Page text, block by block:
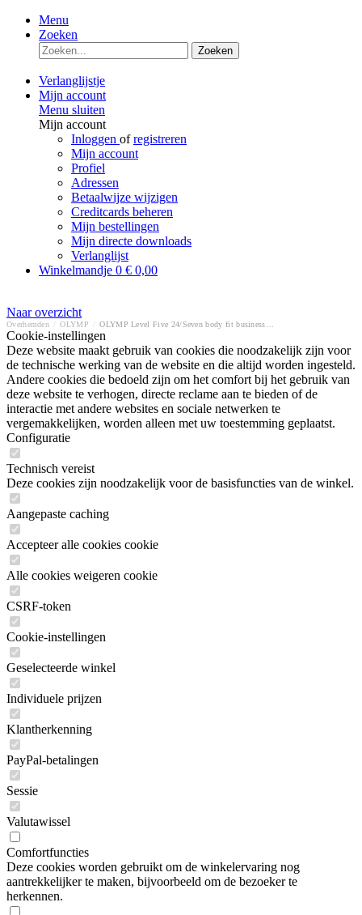
Menu
Zoeken
Zoeken
Verlanglijstje
Mijn account
Menu sluiten
Mijn account
Inloggen ofregistreren
Mijn account
Profiel
Adressen
Betaalwijze wijzigen
Creditcards beheren
Mijn bestellingen
Mijn directe downloads
Verlanglijst
Winkelmandje 0 € 0,00
Naar overzicht
Overhemden OLYMP
Cookie-instellingen
Deze website maakt gebruik van cookies die noodzakelijk zijn voor
de technische werking van de website en die altijd worden ingesteld.
Andere cookies die bedoeld zijn om het comfort bij het gebruik van
deze website te verhogen, directe reclame aan te bieden of de
interactie met andere websites en sociale netwerken te
vergemakkelijken, worden alleen met uw toestemming geplaatst.
Configuratie
Technisch vereist
Deze cookies zijn noodzakelijk voor de basisfuncties van de winkel.
Aangepaste caching
Accepteer alle cookies cookie
Alle cookies weigeren cookie
CSRF-token
Cookie-instellingen
Geselecteerde winkel
Individuele prijzen
Klantherkenning
PayPal-betalingen
Sessie
Valutawissel
Comfortfuncties
Deze cookies worden gebruikt om de winkelervaring nog
aantrekkelijker te maken, bijvoorbeeld om de bezoeker te
herkennen.